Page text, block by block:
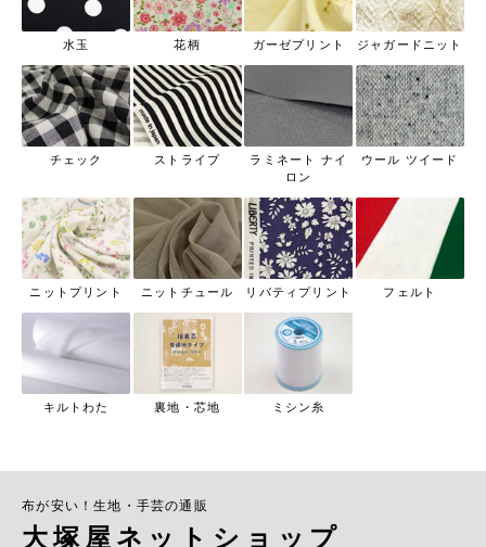
水玉 花柄 ガーゼプリント ジャガードニット
チェック ストライプ
ラミネート ナイ
ロン
ウール ツイード
ニットプリント ニットチュール リバティプリント フェルト
キルトわた 裏地・芯地 ミシン糸
布が安い！生地・手芸の通販
大塚屋ネットショップ